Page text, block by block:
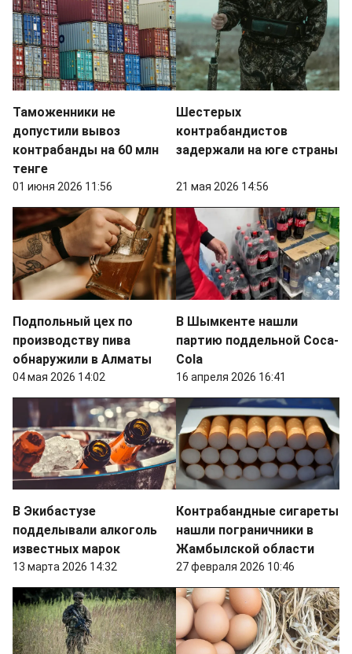
Таможенники не
допустили вывоз
контрабанды на 60 млн
тенге
01 июня 2026 11:56
Шестерых
контрабандистов
задержали на юге страны
21 мая 2026 14:56
Подпольный цех по
производству пива
обнаружили в Алматы
04 мая 2026 14:02
В Шымкенте нашли
партию поддельной Coca-
Cola
16 апреля 2026 16:41
В Экибастузе
подделывали алкоголь
известных марок
13 марта 2026 14:32
Контрабандные сигареты
нашли пограничники в
Жамбылской области
27 февраля 2026 10:46